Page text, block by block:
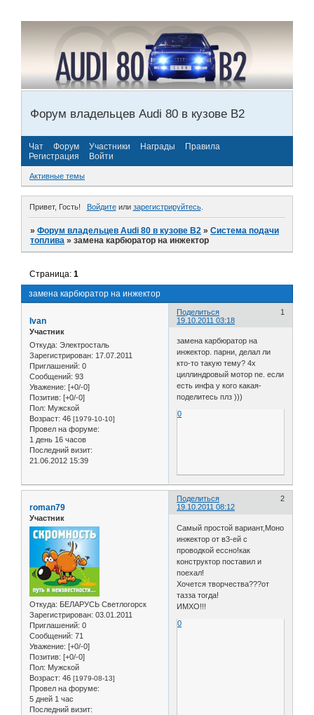
Форум владельцев Audi 80 в кузове В2
Чат Форум Участники Награды
Правила
Регистрация
Войти
Активные темы
Привет, Гость! Войдитеили зарегистрируйтесь.
»Форум владельцев Audi 80 в кузове В2 »Система подачи
топлива »замена карбюратор на инжектор
замена карбюратор на инжектор
Страница:1
Поделиться
1
19.10.2011 03:18
Ivan
Участник
Откуда: Электросталь
Зарегистрирован: 17.07.2011
Приглашений: 0
Сообщений: 93
Уважение: [+0/-0]
Позитив: [+0/-0]
Пол: Мужской
Возраст: 46 [1979-10-10]
Провел на форуме:
1 день 16 часов
Последний визит:
21.06.2012 15:39
замена карбюратор на
инжектор. парни, делал ли
кто-то такую тему? 4х
циллиндровый мотор ne. если
есть инфа у кого какая-
поделитесь плз )))
0
Поделиться
2
19.10.2011 08:12
roman79
Участник
Откуда: БЕЛАРУСЬ Светлогорск
Зарегистрирован: 03.01.2011
Приглашений: 0
Сообщений: 71
Уважение: [+0/-0]
Позитив: [+0/-0]
Пол: Мужской
Возраст: 46 [1979-08-13]
Провел на форуме:
5 дней 1 час
Последний визит:
Самый простой вариант,Моно
инжектор от в3-ей с
проводкой ессно!как
конструктор поставил и
поехал!
Хочется творчества???от
тазза тогда!
ИМХО!!!
0